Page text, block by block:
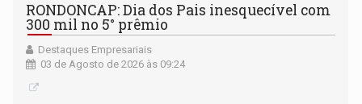
RONDONCAP: Dia dos Pais inesquecível com
300 mil no 5° prêmio
Destaques Empresariais
03 de Agosto de 2026 às 09:24